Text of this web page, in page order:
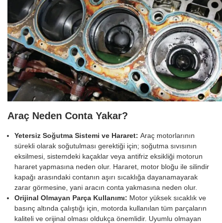
Araç Neden Conta Yakar?
Yetersiz Soğutma Sistemi ve Hararet: Araç motorlarının
sürekli olarak soğutulması gerektiği için; soğutma sıvısının
eksilmesi, sistemdeki kaçaklar veya antifriz eksikliği motorun
hararet yapmasına neden olur. Hararet, motor bloğu ile silindir
kapağı arasındaki contanın aşırı sıcaklığa dayanamayarak
zarar görmesine, yani aracın conta yakmasına neden olur.
Orijinal Olmayan Parça Kullanımı: Motor yüksek sıcaklık ve
basınç altında çalıştığı için, motorda kullanılan tüm parçaların
kaliteli ve orijinal olması oldukça önemlidir. Uyumlu olmayan